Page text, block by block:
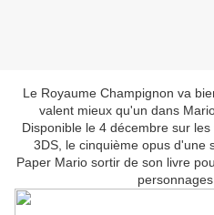
Le Royaume Champignon va
valent mieux qu'un dans
Disponible le 4 décembre sur
3DS, le cinquième opus d'une
Paper Mario sortir de son livre